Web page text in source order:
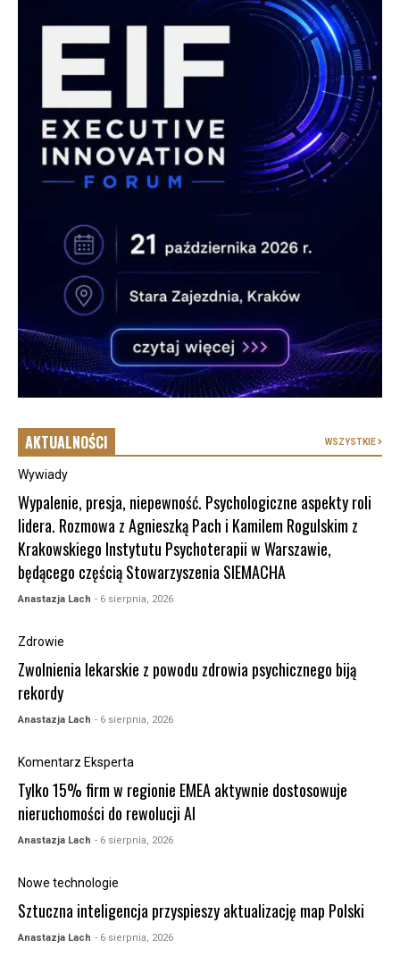
AKTUALNOŚCI WSZYSTKIE
Wywiady
Wypalenie, presja, niepewność. Psychologiczne aspekty roli
lidera. Rozmowa z Agnieszką Pach i Kamilem Rogulskim z
Krakowskiego Instytutu Psychoterapii w Warszawie,
będącego częścią Stowarzyszenia SIEMACHA
Anastazja Lach - 6 sierpnia, 2026
Zdrowie
Zwolnienia lekarskie z powodu zdrowia psychicznego biją
rekordy
Anastazja Lach - 6 sierpnia, 2026
Komentarz Eksperta
Tylko 15% firm w regionie EMEA aktywnie dostosowuje
nieruchomości do rewolucji AI
Anastazja Lach - 6 sierpnia, 2026
Nowe technologie
Sztuczna inteligencja przyspieszy aktualizację map Polski
Anastazja Lach - 6 sierpnia, 2026